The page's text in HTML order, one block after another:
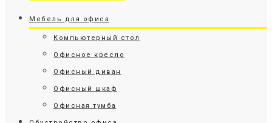
Мебель для офиса
Компьютерный стол
Офисное кресло
Офисный диван
Офисный шкаф
Офисная тумба